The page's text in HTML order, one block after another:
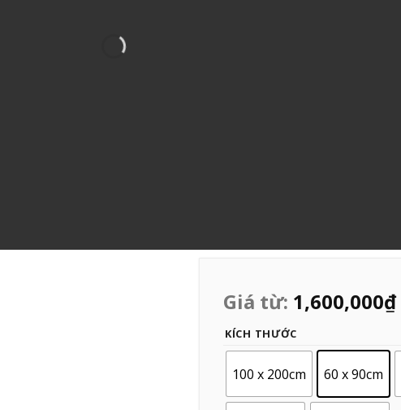
Giá từ: 1,600,000₫
KÍCH THƯỚC
100 x 200cm 60 x 90cm